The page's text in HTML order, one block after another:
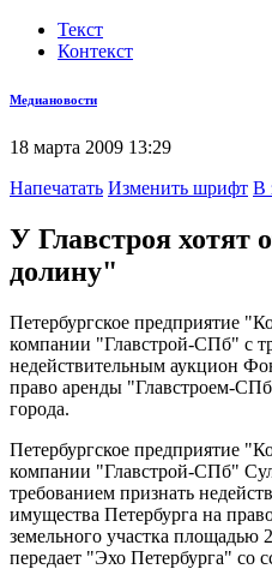
Текст
Контекст
Медиановости
18 марта 2009 13:29
Напечатать Изменить шрифт В
У Главстроя хотят
долину"
Петербургское предприятие
компании "Главстрой-СПб" с
недействительным аукцион
право аренды "Главстроем-
города.
Петербургское предприятие
компании "Главстрой-СПб"
требованием признать
имущества Петербурга на
земельного участка площадью
передает "Эхо Петербурга" со